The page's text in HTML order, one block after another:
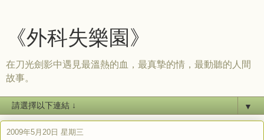
《外科失樂園》
在刀光劍影中遇見最溫熱的血，最真摯的情，最動聽的人間
故事。
▼
2009年5月20日 星期三